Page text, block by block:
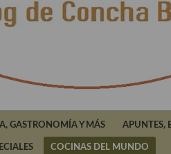
GASTRONOMÍA Y MÁS APUNTES,
COCINAS DEL MUNDO